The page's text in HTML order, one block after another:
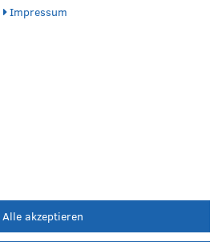
Sonstige Marken
Versand
Zahlungsarten
Impressum
Alle akzeptieren